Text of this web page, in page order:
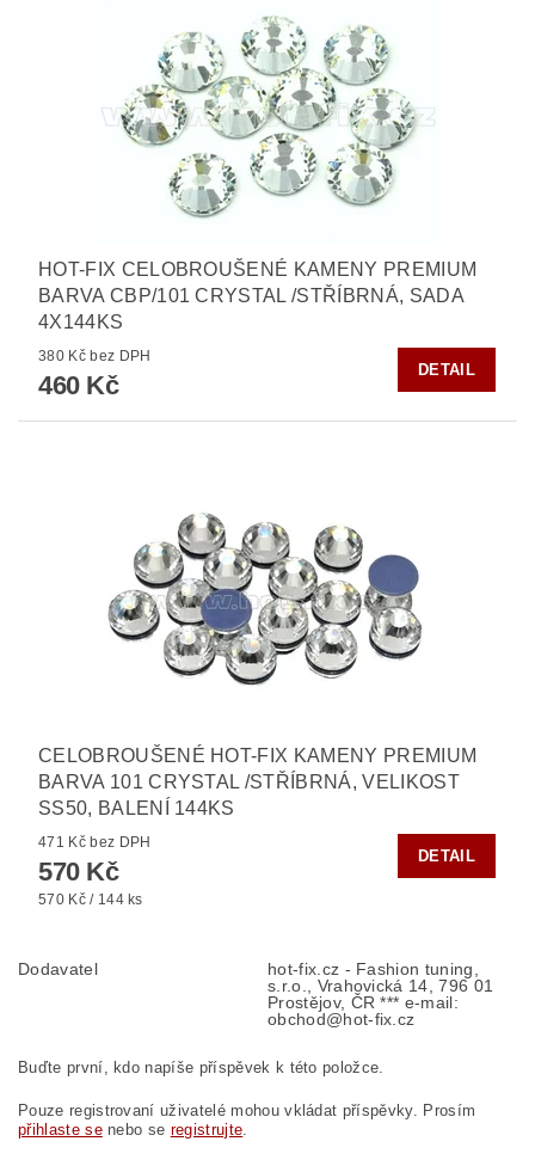
HOT-FIX CELOBROUŠENÉ KAMENY PREMIUM
BARVA CBP/101 CRYSTAL /STŘÍBRNÁ, SADA
4X144KS
380 Kč bez DPH
460 Kč
DETAIL
CELOBROUŠENÉ HOT-FIX KAMENY PREMIUM
BARVA 101 CRYSTAL /STŘÍBRNÁ, VELIKOST
SS50, BALENÍ 144KS
471 Kč bez DPH
570 Kč
570 Kč / 144 ks
DETAIL
Dodavatel
hot-fix.cz - Fashion tuning,
s.r.o., Vrahovická 14, 796 01
Prostějov, ČR *** e-mail:
obchod@hot-fix.cz
Buďte první, kdo napíše příspěvek k této položce.
Pouze registrovaní uživatelé mohou vkládat příspěvky. Prosím
přihlaste senebo se registrujte.